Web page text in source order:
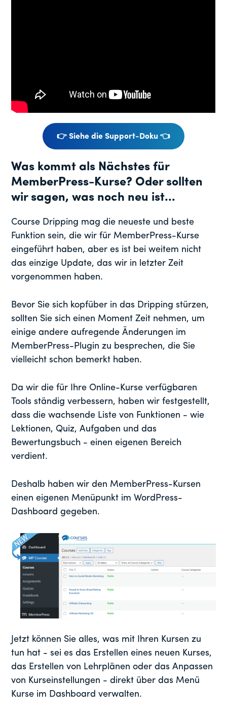
👉 Siehe die Support-Doku 👈
Was kommt als Nächstes für
MemberPress-Kurse? Oder sollten
wir sagen, was noch neu ist...
Course Dripping mag die neueste und beste
Funktion sein, die wir für MemberPress-Kurse
eingeführt haben, aber es ist bei weitem nicht
das einzige Update, das wir in letzter Zeit
vorgenommen haben.
Bevor Sie sich kopfüber in das Dripping stürzen,
sollten Sie sich einen Moment Zeit nehmen, um
einige andere aufregende Änderungen im
MemberPress-Plugin zu besprechen, die Sie
vielleicht schon bemerkt haben.
Da wir die für Ihre Online-Kurse verfügbaren
Tools ständig verbessern, haben wir festgestellt,
dass die wachsende Liste von Funktionen - wie
Lektionen, Quiz, Aufgaben und das
Bewertungsbuch - einen eigenen Bereich
verdient.
Deshalb haben wir den MemberPress-Kursen
einen eigenen Menüpunkt im WordPress-
Dashboard gegeben.
Jetzt können Sie alles, was mit Ihren Kursen zu
tun hat - sei es das Erstellen eines neuen Kurses,
das Erstellen von Lehrplänen oder das Anpassen
von Kurseinstellungen - direkt über das Menü
Kurse im Dashboard verwalten.